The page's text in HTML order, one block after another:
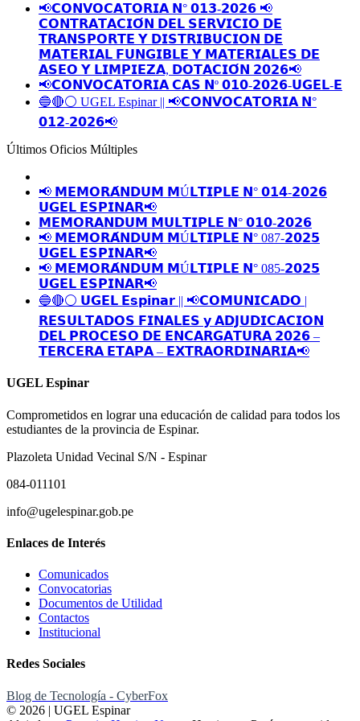
📢𝗖𝗢𝗡𝗩𝗢𝗖𝗔𝗧𝗢𝗥𝗜𝗔 𝗡° 𝟬𝟭𝟯-𝟮𝟬𝟮𝟲 📢
𝗖𝗢𝗡𝗧𝗥𝗔𝗧𝗔𝗖𝗜𝗢́𝗡 𝗗𝗘𝗟 𝗦𝗘𝗥𝗩𝗜𝗖𝗜𝗢 𝗗𝗘
𝗧𝗥𝗔𝗡𝗦𝗣𝗢𝗥𝗧𝗘 𝗬 𝗗𝗜𝗦𝗧𝗥𝗜𝗕𝗨𝗖𝗜𝗢𝗡 𝗗𝗘
𝗠𝗔𝗧𝗘𝗥𝗜𝗔𝗟 𝗙𝗨𝗡𝗚𝗜𝗕𝗟𝗘 𝗬 𝗠𝗔𝗧𝗘𝗥𝗜𝗔𝗟𝗘𝗦 𝗗𝗘
𝗔𝗦𝗘𝗢 𝗬 𝗟𝗜𝗠𝗣𝗜𝗘𝗭𝗔, 𝗗𝗢𝗧𝗔𝗖𝗜𝗢́𝗡 𝟮𝟬𝟮𝟲📢
📢𝗖𝗢𝗡𝗩𝗢𝗖𝗔𝗧𝗢𝗥𝗜𝗔 𝗖𝗔𝗦 𝗡º 𝟬𝟭𝟬-𝟮𝟬𝟮𝟲-𝗨𝗚𝗘𝗟-𝗘
🔵🔴⚪️ UGEL Espinar || 📢𝗖𝗢𝗡𝗩𝗢𝗖𝗔𝗧𝗢𝗥𝗜𝗔 𝗡°
𝟬𝟭𝟮-𝟮𝟬𝟮𝟲📢
Últimos Oficios Múltiples
📢 𝗠𝗘𝗠𝗢𝗥𝗔́𝗡𝗗𝗨𝗠 𝗠Ú𝗟𝗧𝗜𝗣𝗟𝗘 𝗡° 𝟬𝟭𝟰-𝟮𝟬𝟮𝟲
𝗨𝗚𝗘𝗟 𝗘𝗦𝗣𝗜𝗡𝗔𝗥📢
𝗠𝗘𝗠𝗢𝗥𝗔𝗡𝗗𝗨𝗠 𝗠𝗨𝗟𝗧𝗜𝗣𝗟𝗘 𝗡° 𝟬𝟭𝟬-𝟮𝟬𝟮𝟲
📢 𝗠𝗘𝗠𝗢𝗥𝗔́𝗡𝗗𝗨𝗠 𝗠Ú𝗟𝗧𝗜𝗣𝗟𝗘 𝗡° 087-𝟮𝟬𝟮𝟱
𝗨𝗚𝗘𝗟 𝗘𝗦𝗣𝗜𝗡𝗔𝗥📢
📢 𝗠𝗘𝗠𝗢𝗥𝗔́𝗡𝗗𝗨𝗠 𝗠Ú𝗟𝗧𝗜𝗣𝗟𝗘 𝗡° 085-𝟮𝟬𝟮𝟱
𝗨𝗚𝗘𝗟 𝗘𝗦𝗣𝗜𝗡𝗔𝗥📢
🔵🔴⚪️ 𝗨𝗚𝗘𝗟 𝗘𝘀𝗽𝗶𝗻𝗮𝗿 || 📢𝗖𝗢𝗠𝗨𝗡𝗜𝗖𝗔𝗗𝗢 |
𝗥𝗘𝗦𝗨𝗟𝗧𝗔𝗗𝗢𝗦 𝗙𝗜𝗡𝗔𝗟𝗘𝗦 𝘆 𝗔𝗗𝗝𝗨𝗗𝗜𝗖𝗔𝗖𝗜𝗢𝗡
𝗗𝗘𝗟 𝗣𝗥𝗢𝗖𝗘𝗦𝗢 𝗗𝗘 𝗘𝗡𝗖𝗔𝗥𝗚𝗔𝗧𝗨𝗥𝗔 𝟮𝟬𝟮𝟲 –
𝗧𝗘𝗥𝗖𝗘𝗥𝗔 𝗘𝗧𝗔𝗣𝗔 – 𝗘𝗫𝗧𝗥𝗔𝗢𝗥𝗗𝗜𝗡𝗔𝗥𝗜𝗔📢
UGEL Espinar
Comprometidos en lograr una educación de calidad para todos los
estudiantes de la provincia de Espinar.
Plazoleta Unidad Vecinal S/N - Espinar
084-011101
info@ugelespinar.gob.pe
Enlaces de Interés
Comunicados
Convocatorias
Documentos de Utilidad
Contactos
Institucional
Redes Sociales
Blog de Tecnología - CyberFox
© 2026 | UGEL Espinar